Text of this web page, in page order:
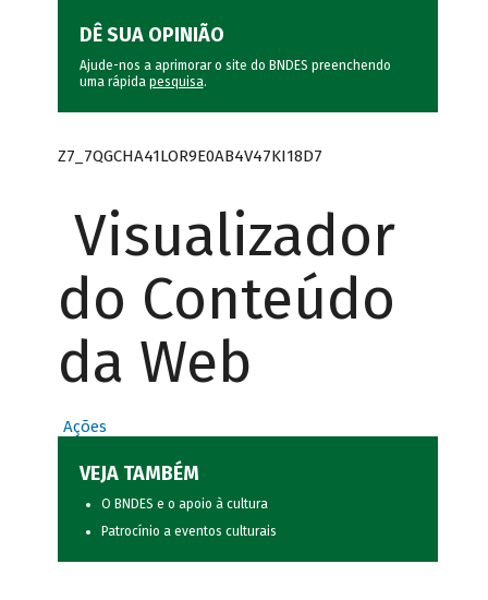
DÊ SUA OPINIÃO
Ajude-nos a aprimorar o site do BNDES preenchendo
uma rápida pesquisa.
Z7_7QGCHA41LOR9E0AB4V47KI18D7
Visualizador
do Conteúdo
da Web
Ações
VEJA TAMBÉM
O BNDES e o apoio à cultura
Patrocínio a eventos culturais